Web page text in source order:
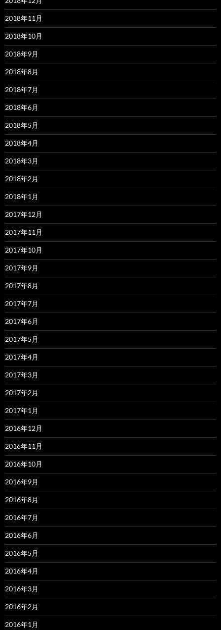
2018年11月
2018年10月
2018年9月
2018年8月
2018年7月
2018年6月
2018年5月
2018年4月
2018年3月
2018年2月
2018年1月
2017年12月
2017年11月
2017年10月
2017年9月
2017年8月
2017年7月
2017年6月
2017年5月
2017年4月
2017年3月
2017年2月
2017年1月
2016年12月
2016年11月
2016年10月
2016年9月
2016年8月
2016年7月
2016年6月
2016年5月
2016年4月
2016年3月
2016年2月
2016年1月